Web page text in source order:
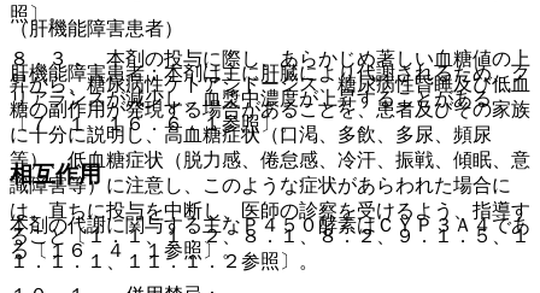
（肝機能障害患者）
肝機能障害患者：本剤は主に肝臓により代謝されるため、ク
リアランスが減少し、血漿中濃度が上昇することがある
〔７．１、１６．６．１参照〕。
相互作用
本剤の代謝に関与する主なＰ４５０酵素はＣＹＰ３Ａ４であ
る〔１６．４．１参照〕。
照〕。
８．３． 本剤の投与に際し、あらかじめ著しい血糖値の上
昇から、糖尿病性ケトアシドーシス、糖尿病性昏睡及び低血
糖の副作用が発現する場合があることを、患者及びその家族
に十分に説明し、高血糖症状（口渇、多飲、多尿、頻尿
等）、低血糖症状（脱力感、倦怠感、冷汗、振戦、傾眠、意
識障害等）に注意し、このような症状があらわれた場合に
は、直ちに投与を中断し、医師の診察を受けるよう、指導す
ること〔１．１、１．２、８．１、８．２、９．１．５、１
１．１．１、１１．１．２参照〕。